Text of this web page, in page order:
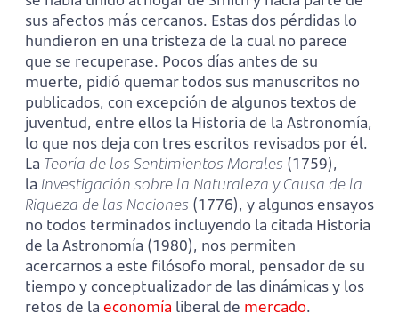
sus afectos más cercanos. Estas dos pérdidas lo
hundieron en una tristeza de la cual no parece
que se recuperase. Pocos días antes de su
muerte, pidió quemar todos sus manuscritos no
publicados, con excepción de algunos textos de
juventud, entre ellos la Historia de la Astronomía,
lo que nos deja con tres escritos revisados por él.
La Teoría de los Sentimientos Morales (1759),
la Investigación sobre la Naturaleza y Causa de la
Riqueza de las Naciones (1776), y algunos ensayos
no todos terminados incluyendo la citada Historia
de la Astronomía (1980), nos permiten
acercarnos a este filósofo moral, pensador de su
tiempo y conceptualizador de las dinámicas y los
retos de la economía liberal de mercado.